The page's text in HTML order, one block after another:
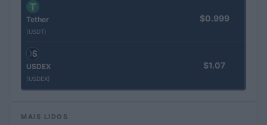
Tether
(USDT)
$0.999
USDEX
(USDEX)
$1.07
MAIS LIDOS